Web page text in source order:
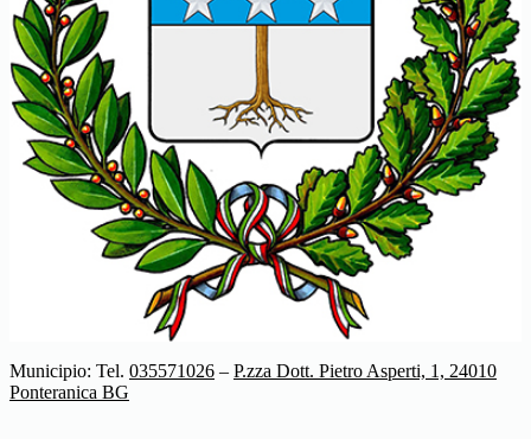
Municipio: Tel. 035571026 – P.zza Dott. Pietro Asperti, 1, 24010
Ponteranica BG